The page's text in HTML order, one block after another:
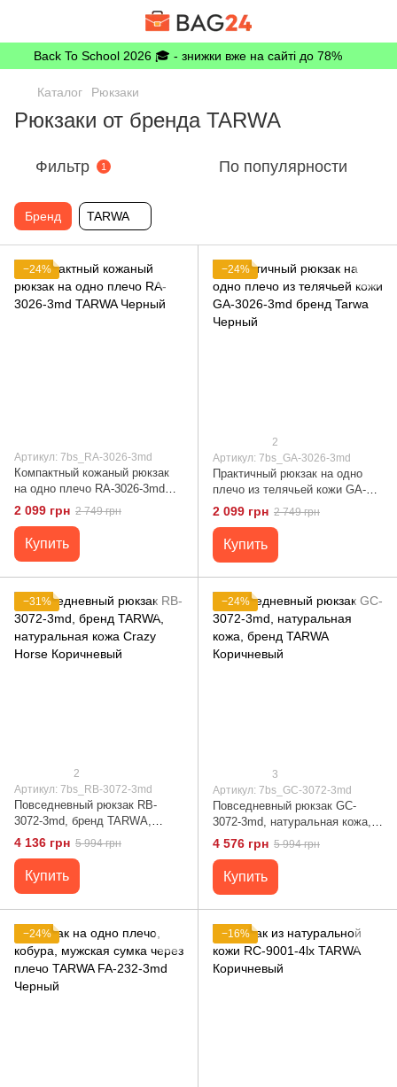
Back To School 2026 🎓 - знижки вже на сайті до 78%
Каталог Рюкзаки
Рюкзаки от бренда TARWA
Фильтр 1 По популярности
Бренд TARWA
−24%
Артикул: 7bs_RA-3026-3md
Компактный кожаный рюкзак
на одно плечо RA-3026-3md
TARWA Черный
2 099 грн 2 749 грн
Купить
−24%
2
Артикул: 7bs_GA-3026-3md
Практичный рюкзак на одно
плечо из телячьей кожи GA-
3026-3md бренд Tarwa Черный
2 099 грн 2 749 грн
Купить
−31%
2
Артикул: 7bs_RB-3072-3md
Повседневный рюкзак RB-
3072-3md, бренд TARWA,
натуральная кожа Crazy Horse
Коричневый
4 136 грн 5 994 грн
Купить
−24%
3
Артикул: 7bs_GC-3072-3md
Повседневный рюкзак GC-
3072-3md, натуральная кожа,
бренд TARWA Коричневый
4 576 грн 5 994 грн
Купить
−24% −16%